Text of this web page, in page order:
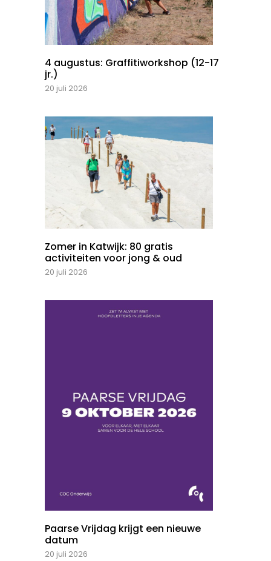
4 augustus: Graffitiworkshop (12-17
jr.)
20 juli 2026
Zomer in Katwijk: 80 gratis
activiteiten voor jong & oud
20 juli 2026
Paarse Vrijdag krijgt een nieuwe
datum
20 juli 2026